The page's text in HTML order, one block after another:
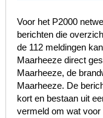
Voor het P2000
berichten die
de 112 meldingen
Maarheeze direct
Maarheeze, de
Maarheeze. De
kort en bestaan uit
vermeld om wat voor